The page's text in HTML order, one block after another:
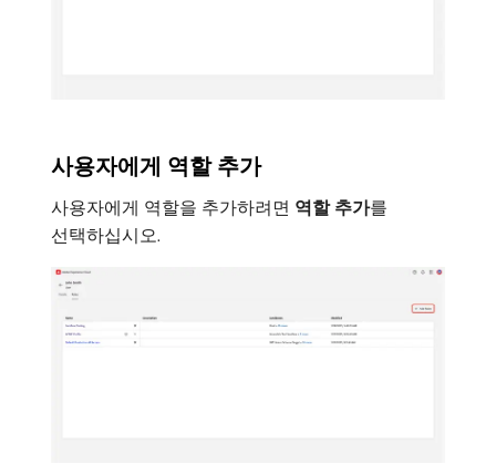
사용자에게 역할 추가
사용자에게 역할을 추가하려면 역할 추가​를
선택하십시오.